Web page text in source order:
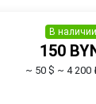
В наличии
150
~ 50 $ ~ 4 200